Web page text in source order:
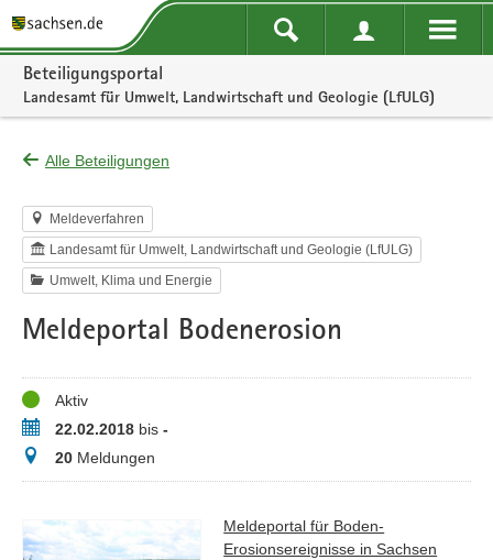
Portalnavigation
Beteiligungsportal
Landesamt für Umwelt, Landwirtschaft und Geologie (LfULG)
Alle Beteiligungen
Meldeverfahren
Landesamt für Umwelt, Landwirtschaft und Geologie (LfULG)
Umwelt, Klima und Energie
Meldeportal Bodenerosion
StatusAktiv
Zeitraum22.02.2018 bis -
Meldungen
20 Meldungen
Meldeportal für Boden-
Erosionsereignisse in Sachsen